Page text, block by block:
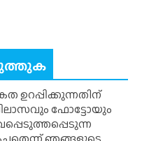
ഉറപ്പിക്കുന്നതിന്
ഫോട്ടോയും